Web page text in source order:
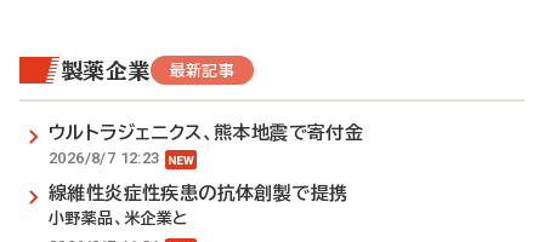
製薬企業 最新記事
ウルトラジェニクス、熊本地震で寄付金
2026/8/7 12:23
線維性炎症性疾患の抗体創製で提携
小野薬品、米企業と